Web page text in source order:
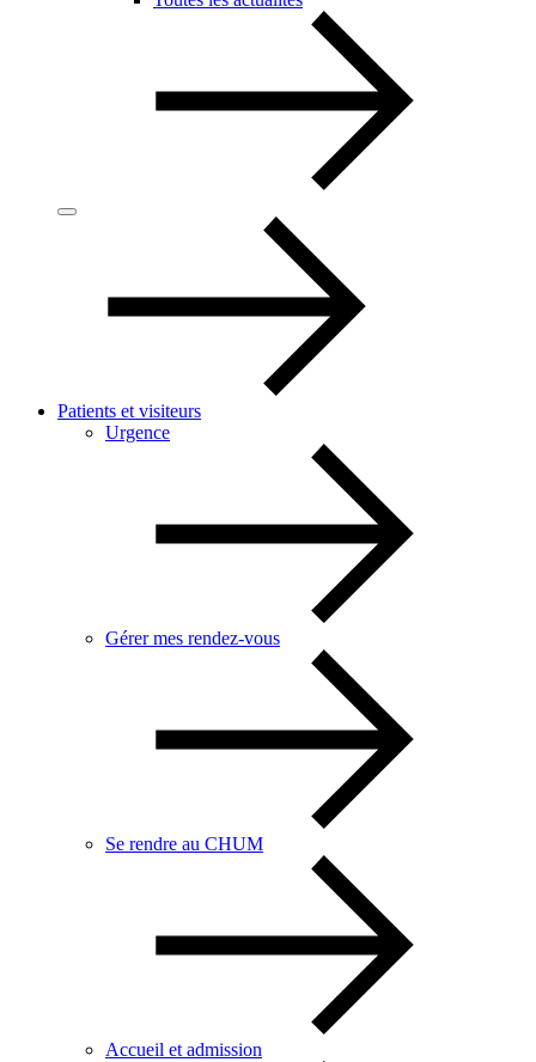
Patients et visiteurs
Urgence
Gérer mes rendez-vous
Se rendre au CHUM
Accueil et admission